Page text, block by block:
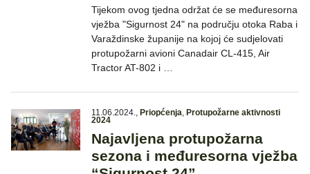
Tijekom ovog tjedna održat će se međuresorna
vježba "Sigurnost 24" na području otoka Raba i
Varaždinske županije na kojoj će sudjelovati
protupožarni avioni Canadair CL-415, Air
Tractor AT-802 i …
11.06.2024., Priopćenja, Protupožarne aktivnosti
2024
Najavljena protupožarna
sezona i međuresorna vježba